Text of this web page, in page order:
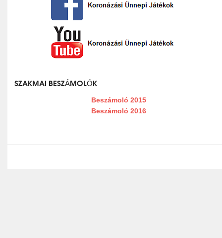
SZAKMAI BESZÁMOLÓK
Beszámoló 2015
Beszámoló 2016